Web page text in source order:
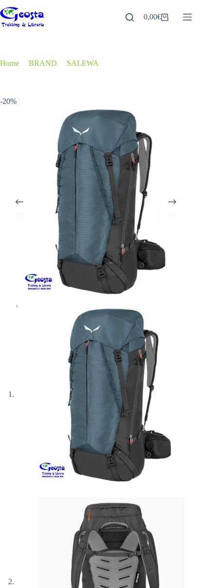
al
contenuto
Carrello
0,00€
Home BRAND SALEWA
-20%